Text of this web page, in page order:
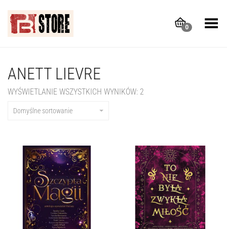
0
Toggle Menu
ANETT LIEVRE
WYŚWIETLANIE WSZYSTKICH WYNIKÓW: 2
Domyślne sortowanie